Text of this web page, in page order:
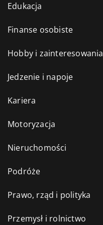
Edukacja
Finanse osobiste
Hobby i zainteresowania
Jedzenie i napoje
Kariera
Motoryzacja
Nieruchomości
Podróże
Prawo, rząd i polityka
Przemysł i rolnictwo